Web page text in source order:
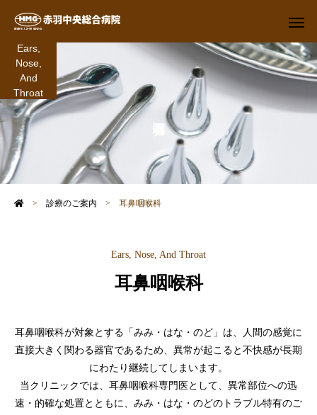
Ears,
Nose,
And
Throat
> 診療のご案内 > 耳鼻咽喉科
Ears, Nose, And Throat
耳鼻咽喉科
耳鼻咽喉科が対象とする「みみ・はな・のど」は、人間の感覚に
直接大きく関わる器官であるため、 異常が起こると不快感が長期
にわたり継続してしまいます。
当クリニックでは、耳鼻咽喉科専門医として、異常部位への迅
速・的確な処置とともに、みみ・はな・のどのトラブル特有のご